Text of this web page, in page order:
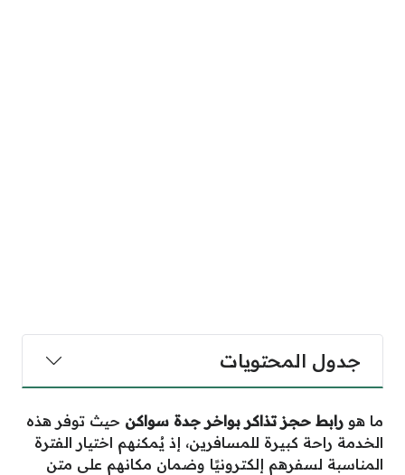
جدول المحتويات
ما هو رابط حجز تذاكر بواخر جدة سواكن حيث توفر هذه
الخدمة راحة كبيرة للمسافرين، إذ يُمكنهم اختيار الفترة
المناسبة لسفرهم إلكترونيًا وضمان مكانهم على متن